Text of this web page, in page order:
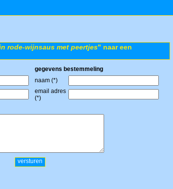
rode-wijnsaus met peertjes" naar een
gegevens bestemmeling
naam (*)
email adres
(*)